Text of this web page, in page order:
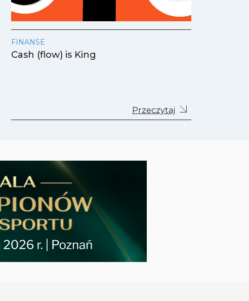
FINANSE
Cash (flow) is King
Przeczytaj